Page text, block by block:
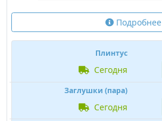
Подробнее
Плинтус
сегодня
Заглушки (пара)
сегодня